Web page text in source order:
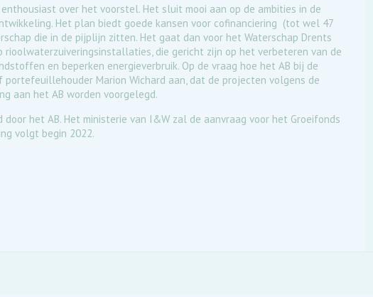
over het voorstel. Het sluit mooi aan op de ambities in de
Het plan biedt goede kansen voor cofinanciering (tot wel 47
die in de pijplijn zitten. Het gaat dan voor het Waterschap Drents
rioolwaterzuiveringsinstallaties, die gericht zijn op het verbeteren van de
en beperken energieverbruik. Op de vraag hoe het AB bij de
Marion Wichard aan, dat de projecten volgens de
aan het AB worden voorgelegd.
het AB. Het ministerie van I&W zal de aanvraag voor het Groeifonds
volgt begin 2022.